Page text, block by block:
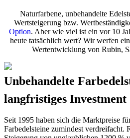
Naturfarbene, unbehandelte
Wertsteigerung bzw.
Option. Aber wie viel ist ein vor 10
heute tatsächlich wert? Wir werfen
Wertentwicklung von Rubin,
Unbehandelte
langfristiges Investment
Seit 1995 haben sich die Marktpreise
Farbedelsteine zumindest verdreifacht.